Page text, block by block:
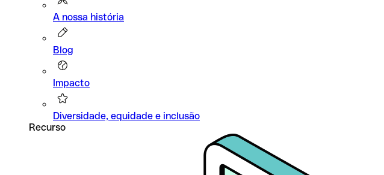
A nossa história
Blog
Impacto
Diversidade, equidade e inclusão
Recurso